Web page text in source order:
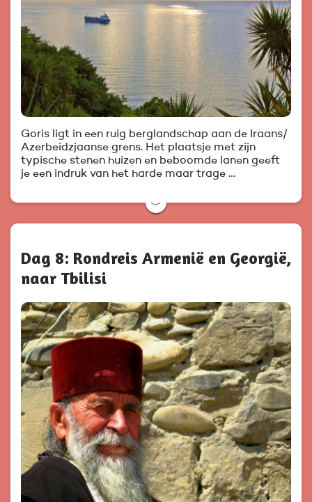
Goris ligt in een ruig berglandschap aan de Iraans/
Azerbeidzjaanse grens. Het plaatsje met zijn
typische stenen huizen en beboomde lanen geeft
je een indruk van het harde maar trage …
﹀
Dag 8: Rondreis Armenië en Georgië,
naar Tbilisi